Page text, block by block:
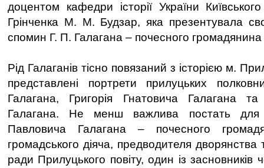
доцентом кафедри історії України
Грінченка М. М. Будзар, яка презентувала
спомин Г. П. Галагана – почесного
Рід Галаганів тісно повязаний з історією м.
представлені портрети прилуцьких
Галагана, Григорія Гнатовича Галагана
Галагана. Не менш важлива постать для
Павловича Галагана – почесного
громадського діяча, предводителя
ради Прилуцького повіту, один із засновників